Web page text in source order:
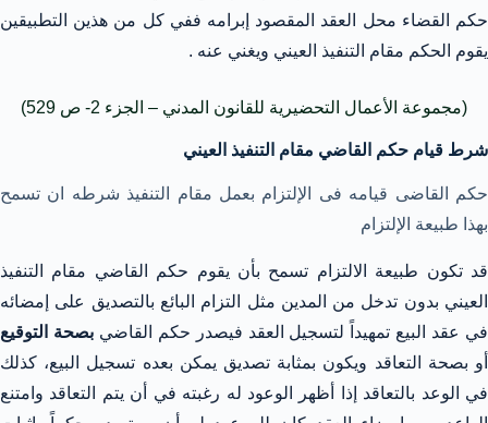
حكم القضاء محل العقد المقصود إبرامه ففي كل من هذين التطبيقين
يقوم الحكم مقام التنفيذ العيني ويغني عنه .
(مجموعة الأعمال التحضيرية للقانون المدني – الجزء 2- ص 529)
شرط قيام حكم القاضي مقام التنفيذ العيني
حكم القاضى قيامه فى الإلتزام بعمل مقام التنفيذ شرطه ان تسمح
بهذا طبيعة الإلتزام
قد تكون طبيعة الالتزام تسمح بأن يقوم حكم القاضي مقام التنفيذ
العيني بدون تدخل من المدين مثل التزام البائع بالتصديق على إمضائه
في عقد البيع تمهيداً لتسجيل العقد فيصدر حكم القاضيبصحة التوقيع
أو بصحة التعاقد ويكون بمثابة تصديق يمكن بعده تسجيل البيع، كذلك
في الوعد بالتعاقد إذا أظهر الوعود له رغبته في أن يتم التعاقد وامتنع